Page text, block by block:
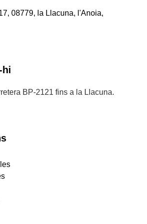
08779, la Llacuna, l'Anoia,
hi
BP-2121 fins a la Llacuna.